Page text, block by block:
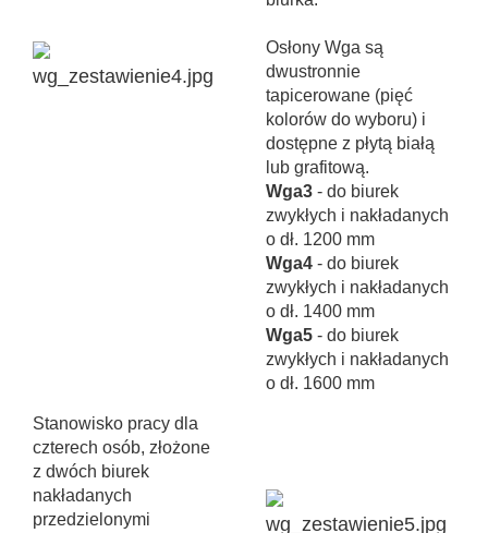
Osłony Wga są
dwustronnie
tapicerowane (pięć
kolorów do wyboru) i
dostępne z płytą białą
lub grafitową.
Wga3 - do biurek
zwykłych i nakładanych
o dł. 1200 mm
Wga4 - do biurek
zwykłych i nakładanych
o dł. 1400 mm
Wga5 - do biurek
zwykłych i nakładanych
o dł. 1600 mm
Stanowisko pracy dla
czterech osób, złożone
z dwóch biurek
nakładanych
przedzielonymi